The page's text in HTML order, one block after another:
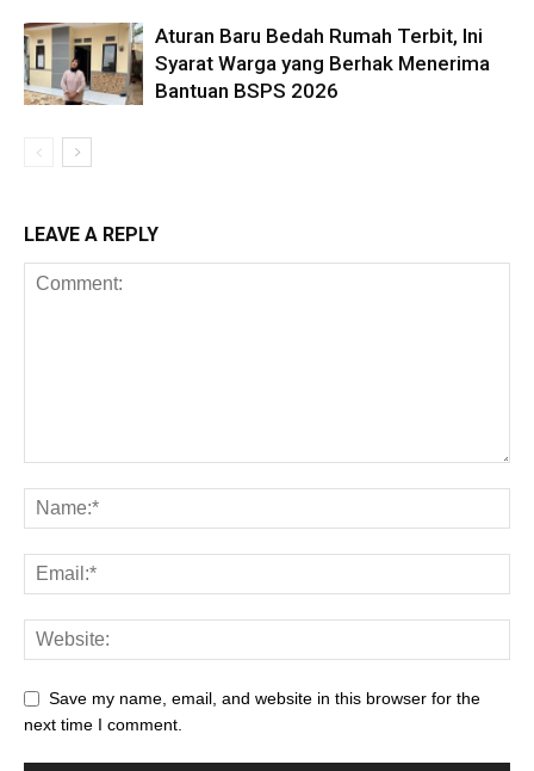
Aturan Baru Bedah Rumah Terbit, Ini
Syarat Warga yang Berhak Menerima
Bantuan BSPS 2026
LEAVE A REPLY
Save my name, email, and website in this browser for the
next time I comment.